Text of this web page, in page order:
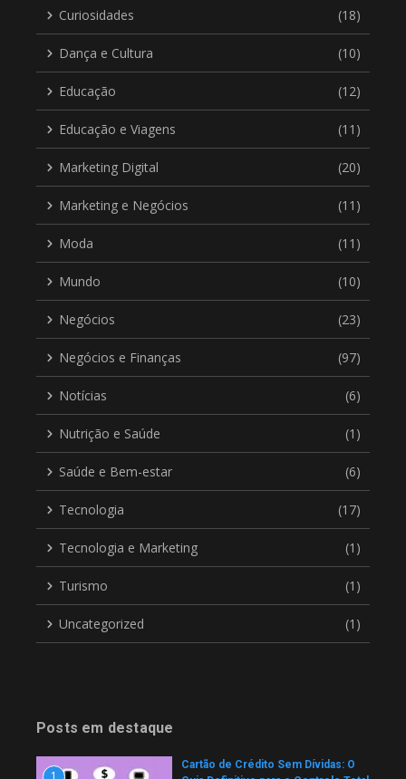
Curiosidades (18)
Dança e Cultura (10)
Educação (12)
Educação e Viagens (11)
Marketing Digital (20)
Marketing e Negócios (11)
Moda (11)
Mundo (10)
Negócios (23)
Negócios e Finanças (97)
Notícias (6)
Nutrição e Saúde (1)
Saúde e Bem-estar (6)
Tecnologia (17)
Tecnologia e Marketing (1)
Turismo (1)
Uncategorized (1)
Posts em destaque
1
Cartão de Crédito Sem Dívidas: O